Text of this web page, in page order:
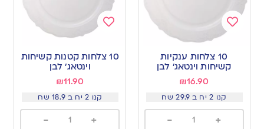
wishlist
10 צלחות ענקיות
קשיחות וינטאג׳ לבן
₪16.90
קנו 2 יח ב 29.9 שח
+
-
to
wishlist
10 צלחות קטנות קשיחות
וינטאג׳ לבן
₪11.90
קנו 2 יח ב 18.9 שח
+
-